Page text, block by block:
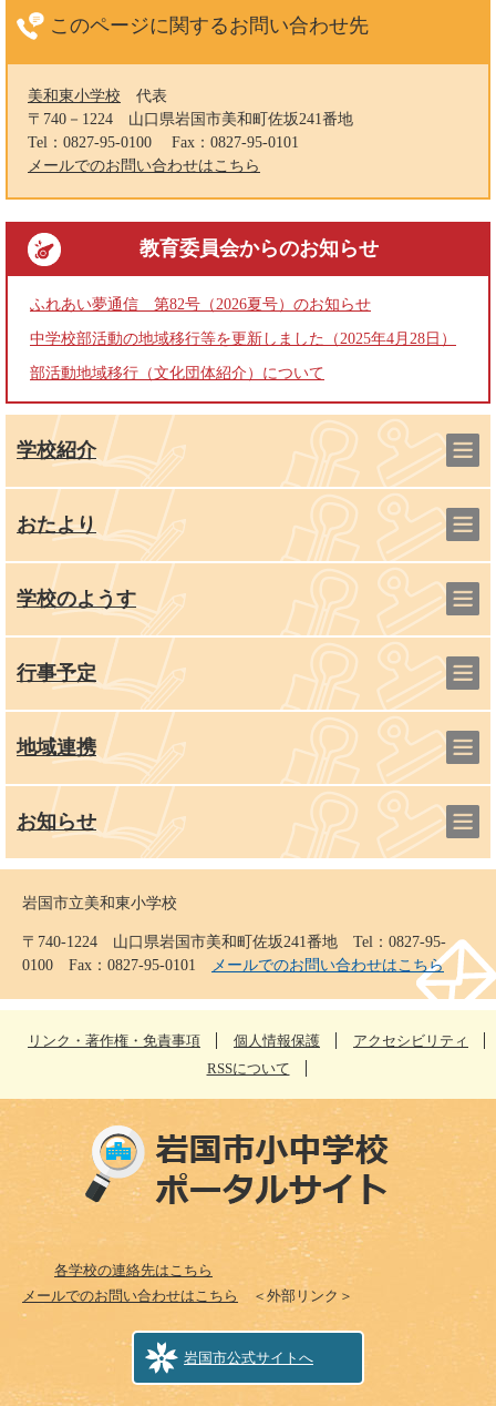
このページに関するお問い合わせ先
美和東小学校
代表
〒740－1224
山口県岩国市美和町佐坂241番地
Tel：0827-95-0100
Fax：0827-95-0101
メールでのお問い合わせはこちら
教育委員会からのお知らせ
ふれあい夢通信 第82号（2026夏号）のお知らせ
中学校部活動の地域移行等を更新しました（2025年4月28日）
部活動地域移行（文化団体紹介）について
学校紹介
おたより
学校のようす
行事予定
地域連携
お知らせ
岩国市立美和東小学校
〒740-1224 山口県岩国市美和町佐坂241番地 Tel：0827-95-
0100 Fax：0827-95-0101
メールでのお問い合わせはこちら
リンク・著作権・免責事項 個人情報保護
アクセシビリティ
RSSについて
各学校の連絡先はこちら
メールでのお問い合わせはこちら
＜外部リンク＞
岩国市公式サイトへ